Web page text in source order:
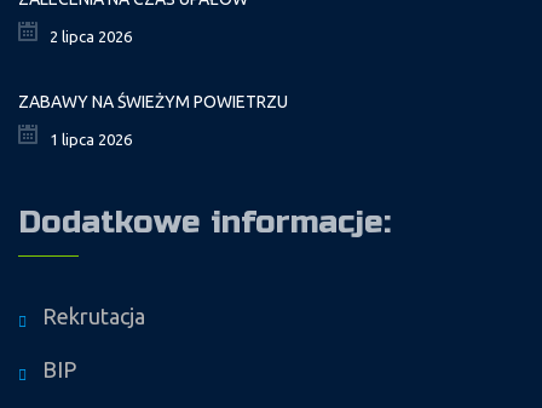
2 lipca 2026
ZABAWY NA ŚWIEŻYM POWIETRZU
1 lipca 2026
Dodatkowe informacje:
Rekrutacja
BIP